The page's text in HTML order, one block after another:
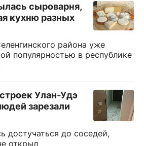
сыроварня,
кухню разных
района уже
популярностью в республике
Улан-Удэ
зарезали
достучаться до соседей,
открыл